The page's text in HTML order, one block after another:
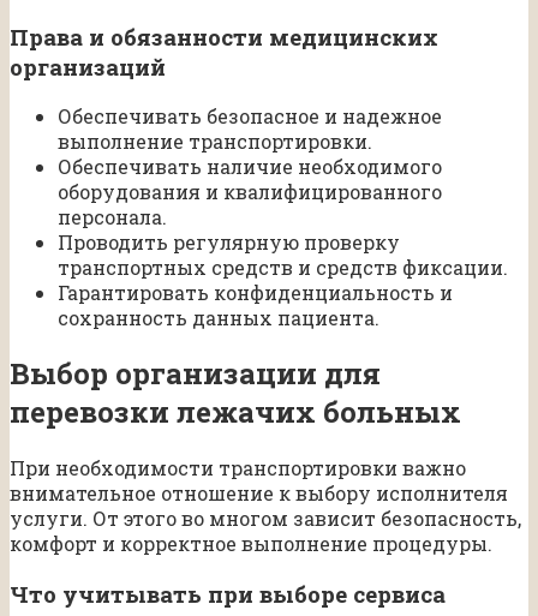
Права и обязанности медицинских
организаций
Обеспечивать безопасное и надежное
выполнение транспортировки.
Обеспечивать наличие необходимого
оборудования и квалифицированного
персонала.
Проводить регулярную проверку
транспортных средств и средств фиксации.
Гарантировать конфиденциальность и
сохранность данных пациента.
Выбор организации для
перевозки лежачих больных
При необходимости транспортировки важно
внимательное отношение к выбору исполнителя
услуги. От этого во многом зависит безопасность,
комфорт и корректное выполнение процедуры.
Что учитывать при выборе сервиса